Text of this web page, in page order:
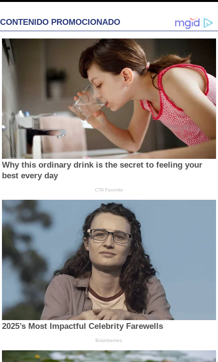
CONTENIDO PROMOCIONADO
Why this ordinary drink is the secret to feeling your
best every day
CTA Favorite
2025’s Most Impactful Celebrity Farewells
Brainberries